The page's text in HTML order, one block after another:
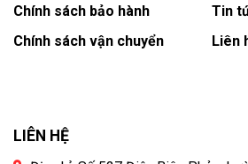
Chính sách bảo hành
Chính sách vận chuyển
Tin
Liên
LIÊN HỆ